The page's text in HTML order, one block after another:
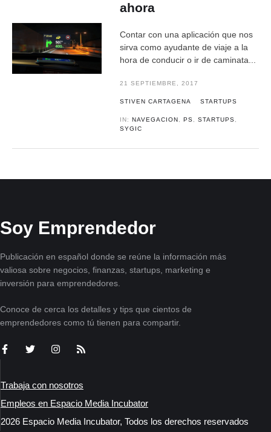
ahora
Contar con una aplicación que nos
sirva como ayudante de viaje a la
hora de conducir o ir de caminata...
21 SEPTIEMBRE, 2017
STIVEN CARTAGENA STARTUPS
IN:NAVEGACION ,PS ,STARTUPS
SYGIC
Soy Emprendedor
Publicación en español donde se reúne la información más
valiosa sobre negocios, finanzas, startups, marketing e
inversión para emprendedores.
Conoce de cerca los detalles y tips que cientos de
emprendedores como tú tienen para compartir.
Trabaja con nosotros
Empleos en Espacio Media Incubator
2026 Espacio Media Incubator, Todos los derechos reservados